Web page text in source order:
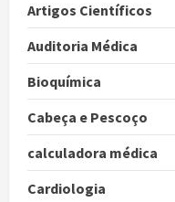
Artigos Científicos
Auditoria Médica
Bioquímica
Cabeça e Pescoço
calculadora médica
Cardiologia